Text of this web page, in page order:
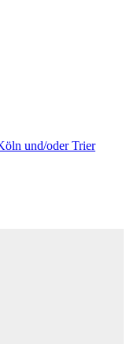
und/oder Trier